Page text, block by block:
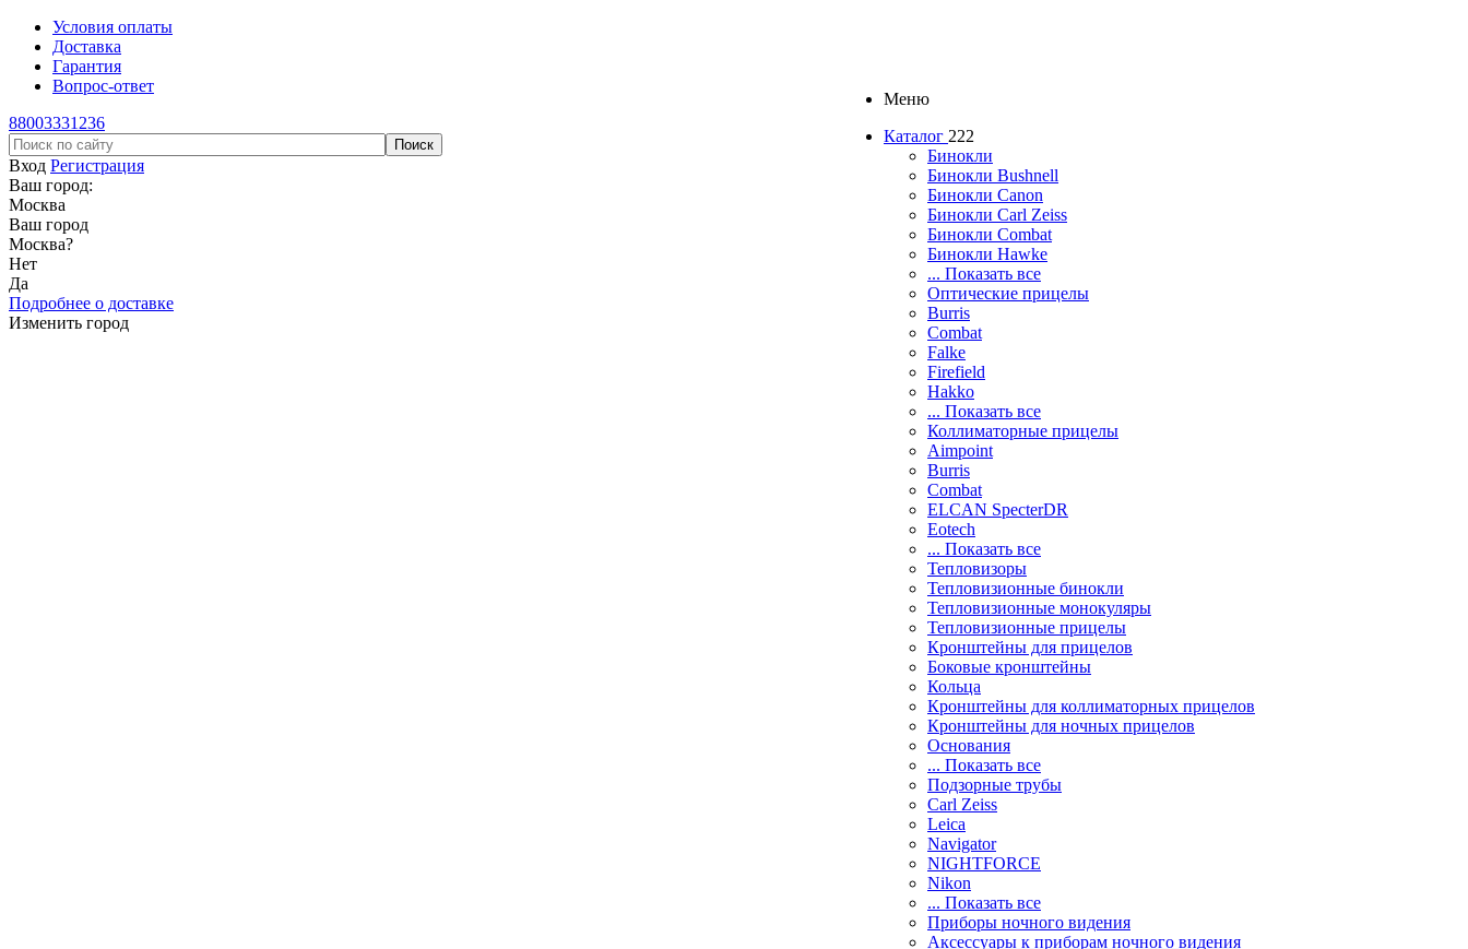
Условия оплаты
Доставка
Гарантия
Вопрос-ответ
88003331236
Вход Регистрация
Ваш город:
Москва
Ваш город
Москва?
Нет
Да
Подробнее о доставке
Изменить город
Меню
Каталог 222
Бинокли
Бинокли Bushnell
Бинокли Canon
Бинокли Carl Zeiss
Бинокли Combat
Бинокли Hawke
... Показать все
Оптические прицелы
Burris
Combat
Falke
Firefield
Hakko
... Показать все
Коллиматорные прицелы
Aimpoint
Burris
Combat
ELCAN SpecterDR
Eotech
... Показать все
Тепловизоры
Тепловизионные бинокли
Тепловизионные монокуляры
Тепловизионные прицелы
Кронштейны для прицелов
Боковые кронштейны
Кольца
Кронштейны для коллиматорных прицелов
Кронштейны для ночных прицелов
Основания
... Показать все
Подзорные трубы
Carl Zeiss
Leica
Navigator
NIGHTFORCE
Nikon
... Показать все
Приборы ночного видения
Аксессуары к приборам ночного видения